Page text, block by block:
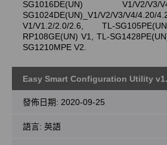
SG1016DE(UN) V1/V2/
SG1024DE(UN)_V1/V2/V3/V4/4.20/
V1/V1.2/2.0/2.6, TL-
RP108GE(UN) V1, TL-
SG1210MPE V2.
Easy Smart Configuration Utility
發佈日期: 2020-09-25
語言: 英語